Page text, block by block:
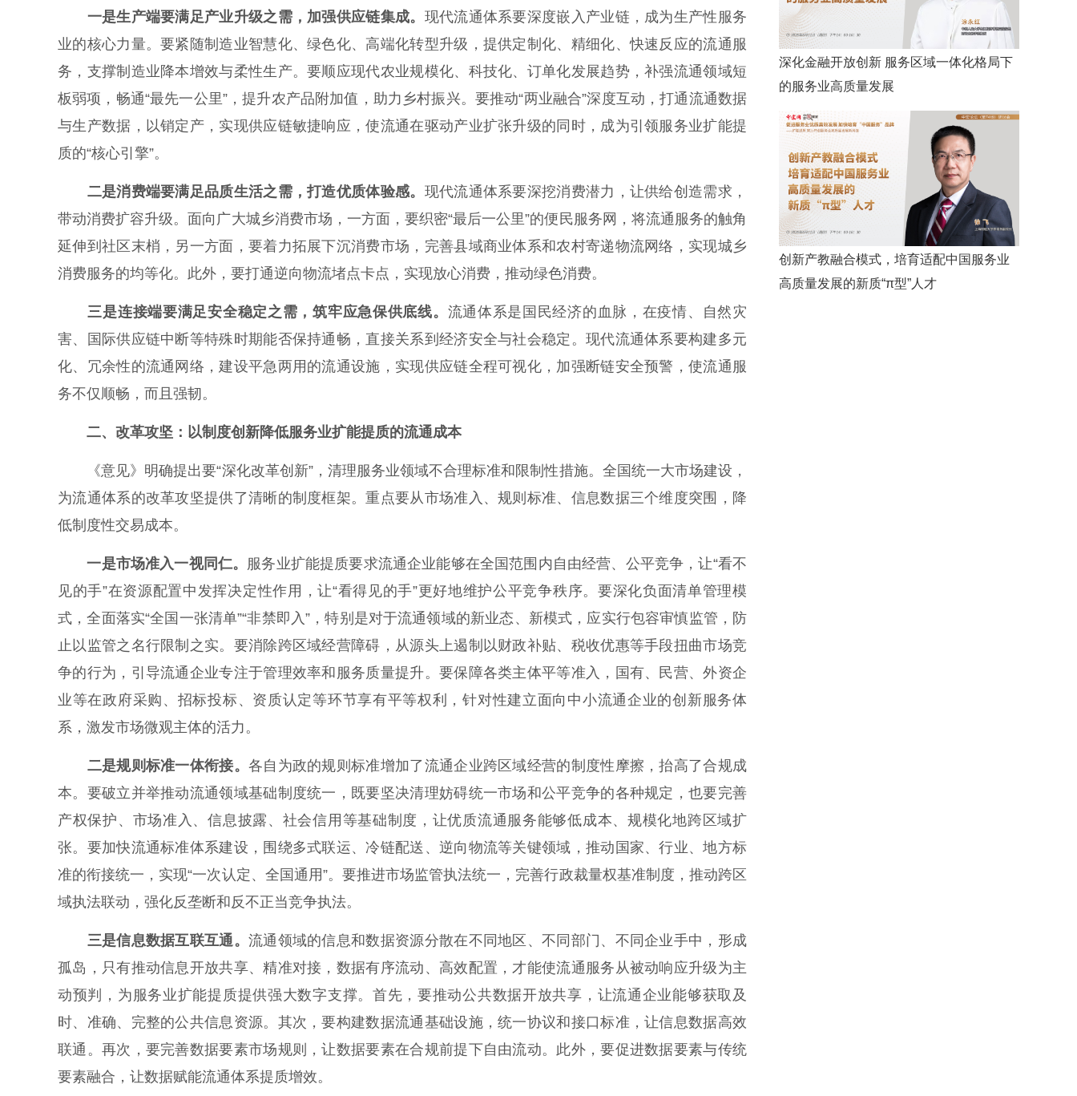
一是生产端要满足产业升级之需，加强供应链集成。 现代流通体系要深度嵌入产业链，成为生产性服务
业的核心力量。要紧随制造业智慧化、绿色化、高端化转型升级，提供定制化、精细化、快速反应的流通服
务，支撑制造业降本增效与柔性生产。要顺应现代农业规模化、科技化、订单化发展趋势，补强流通领域短
板弱项，畅通“最先一公里”，提升农产品附加值，助力乡村振兴。要推动“两业融合”深度互动，打通流通数据
与生产数据，以销定产，实现供应链敏捷响应，使流通在驱动产业扩张升级的同时，成为引领服务业扩能提
质的“核心引擎”。
二是消费端要满足品质生活之需，打造优质体验感。 现代流通体系要深挖消费潜力，让供给创造需求，
带动消费扩容升级。面向广大城乡消费市场，一方面，要织密“最后一公里”的便民服务网，将流通服务的触角
延伸到社区末梢，另一方面，要着力拓展下沉消费市场，完善县域商业体系和农村寄递物流网络，实现城乡
消费服务的均等化。此外，要打通逆向物流堵点卡点，实现放心消费，推动绿色消费。
三是连接端要满足安全稳定之需，筑牢应急保供底线。 流通体系是国民经济的血脉，在疫情、自然灾
害、国际供应链中断等特殊时期能否保持通畅，直接关系到经济安全与社会稳定。现代流通体系要构建多元
化、冗余性的流通网络，建设平急两用的流通设施，实现供应链全程可视化，加强断链安全预警，使流通服
务不仅顺畅，而且强韧。
二、改革攻坚：以制度创新降低服务业扩能提质的流通成本
《意见》明确提出要“深化改革创新”，清理服务业领域不合理标准和限制性措施。全国统一大市场建设，
为流通体系的改革攻坚提供了清晰的制度框架。重点要从市场准入、规则标准、信息数据三个维度突围，降
低制度性交易成本。
一是市场准入一视同仁。 服务业扩能提质要求流通企业能够在全国范围内自由经营、公平竞争，让“看不
见的手”在资源配置中发挥决定性作用，让“看得见的手”更好地维护公平竞争秩序。要深化负面清单管理模
式，全面落实“全国一张清单”“非禁即入”，特别是对于流通领域的新业态、新模式，应实行包容审慎监管，防
止以监管之名行限制之实。要消除跨区域经营障碍，从源头上遏制以财政补贴、税收优惠等手段扭曲市场竞
争的行为，引导流通企业专注于管理效率和服务质量提升。要保障各类主体平等准入，国有、民营、外资企
业等在政府采购、招标投标、资质认定等环节享有平等权利，针对性建立面向中小流通企业的创新服务体
系，激发市场微观主体的活力。
二是规则标准一体衔接。 各自为政的规则标准增加了流通企业跨区域经营的制度性摩擦，抬高了合规成
本。要破立并举推动流通领域基础制度统一，既要坚决清理妨碍统一市场和公平竞争的各种规定，也要完善
产权保护、市场准入、信息披露、社会信用等基础制度，让优质流通服务能够低成本、规模化地跨区域扩
张。要加快流通标准体系建设，围绕多式联运、冷链配送、逆向物流等关键领域，推动国家、行业、地方标
准的衔接统一，实现“一次认定、全国通用”。要推进市场监管执法统一，完善行政裁量权基准制度，推动跨区
域执法联动，强化反垄断和反不正当竞争执法。
三是信息数据互联互通。 流通领域的信息和数据资源分散在不同地区、不同部门、不同企业手中，形成
孤岛，只有推动信息开放共享、精准对接，数据有序流动、高效配置，才能使流通服务从被动响应升级为主
动预判，为服务业扩能提质提供强大数字支撑。首先，要推动公共数据开放共享，让流通企业能够获取及
时、准确、完整的公共信息资源。其次，要构建数据流通基础设施，统一协议和接口标准，让信息数据高效
联通。再次，要完善数据要素市场规则，让数据要素在合规前提下自由流动。此外，要促进数据要素与传统
要素融合，让数据赋能流通体系提质增效。
深化金融开放创新 服务区域一体化格局下
的服务业高质量发展
创新产教融合模式，培育适配中国服务业
高质量发展的新质“π型”人才